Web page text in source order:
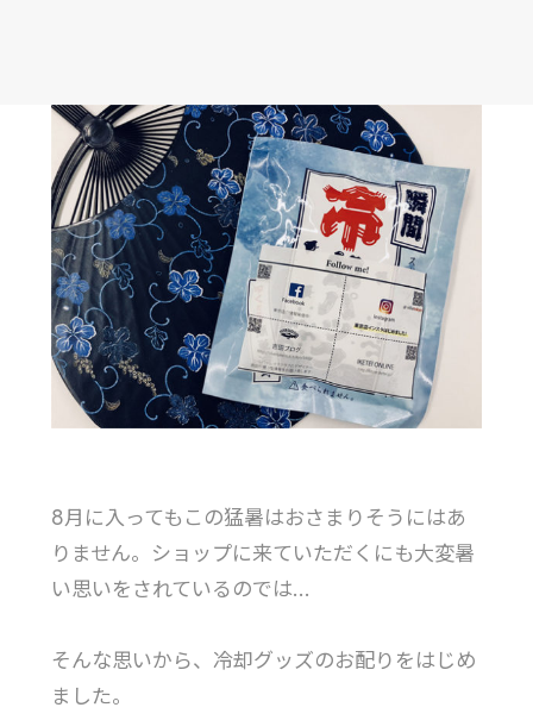
8月に入ってもこの猛暑はおさまりそうにはあ
りません。ショップに来ていただくにも大変暑
い思いをされているのでは…
そんな思いから、冷却グッズのお配りをはじめ
ました。